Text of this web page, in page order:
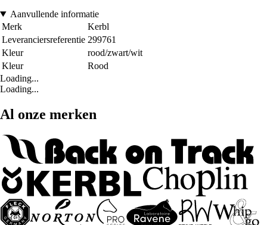
Aanvullende informatie
Merk
Kerbl
Leveranciersreferentie 299761
Kleur
rood/zwart/wit
Kleur
Rood
Loading...
Loading...
Al onze merken